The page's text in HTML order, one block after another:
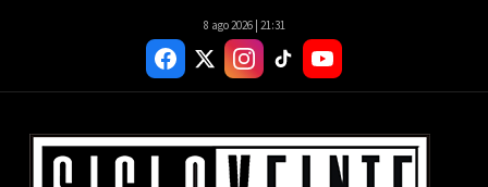
8 ago 2026 | 21:31